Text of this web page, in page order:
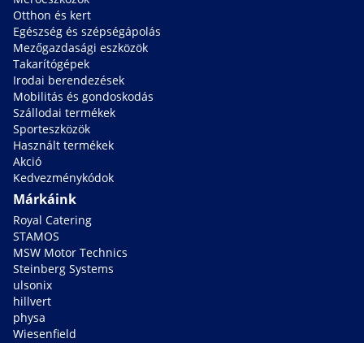
Otthon és kert
Egészség és szépségápolás
Mezőgazdasági eszközök
Takarítógépek
Irodai berendezések
Mobilitás és gondoskodás
Szállodai termékek
Sporteszközök
Használt termékek
Akció
Kedvezménykódok
Márkáink
Royal Catering
STAMOS
MSW Motor Technics
Steinberg Systems
ulsonix
hillvert
physa
Wiesenfield